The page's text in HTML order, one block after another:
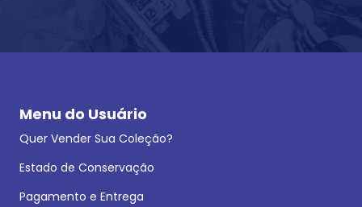
Menu do Usuário
Quer Vender Sua Coleção?
Estado de Conservação
Pagamento e Entrega